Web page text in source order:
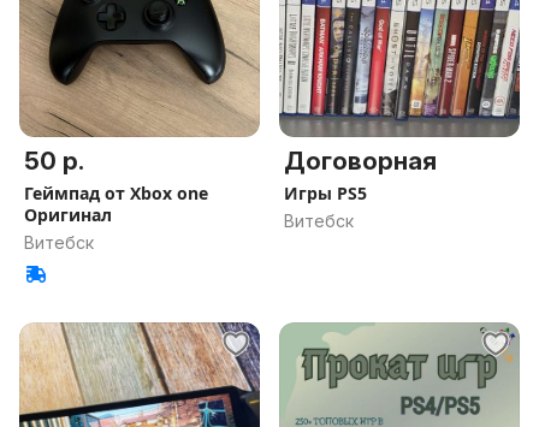
50 р.
Геймпад от Xbox one
Оригинал
Витебск
Договорная
Игры PS5
Витебск